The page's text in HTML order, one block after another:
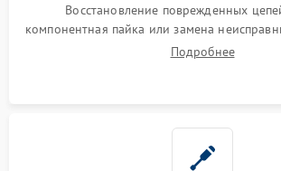
Восстановление поврежденных
компонентная пайка или замена
Подробнее